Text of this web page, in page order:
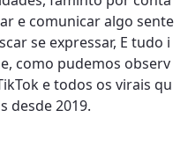
e comunicar algo sente
se expressar, E tudo i
como pudemos observ
e todos os virais qu
desde 2019.